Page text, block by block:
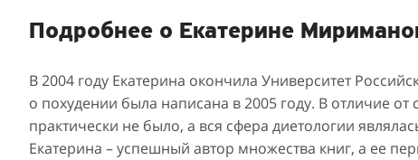
Подробнее о Екатерине
В 2004 году Екатерина окончила Университет
о похудении была написана в 2005 году. В отличие
практически не было, а вся сфера диетологии
Екатерина – успешный автор множества книг, а ее